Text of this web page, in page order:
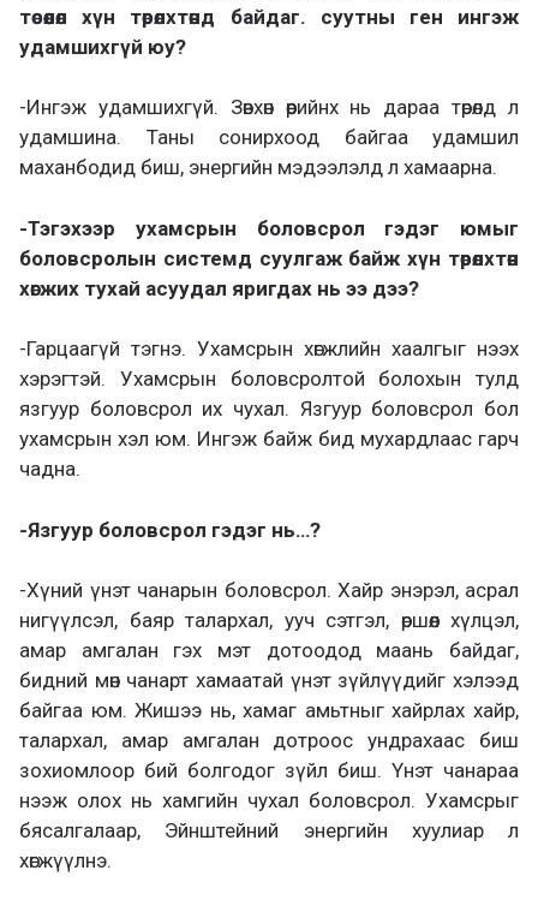
төсөөлөл хүн төрөлхтөнд байдаг. суутны ген ингэж
удамшихгүй юу?
-Ингэж удамшихгүй. Зөвхөн өөрийнх нь дараа төрөлд л
удамшина. Таны сонирхоод байгаа удамшил
маханбодид биш, энергийн мэдээлэлд л хамаарна.
-Тэгэхээр ухамсрын боловсрол гэдэг юмыг
боловсролын системд суулгаж байж хүн төрөлхтөн
хөгжих тухай асуудал яригдах нь ээ дээ?
-Гарцаагүй тэгнэ. Ухамсрын хөгжлийн хаалгыг нээх
хэрэгтэй. Ухамсрын боловсролтой болохын тулд
язгуур боловсрол их чухал. Язгуур боловсрол бол
ухамсрын хэл юм. Ингэж байж бид мухардлаас гарч
чадна.
-Язгуур боловсрол гэдэг нь…?
-Хүний үнэт чанарын боловсрол. Хайр энэрэл, асрал
нигүүлсэл, баяр талархал, ууч сэтгэл, өршөөл хүлцэл,
амар амгалан гэх мэт дотоодод маань байдаг,
бидний мөн чанарт хамаатай үнэт зүйлүүдийг хэлээд
байгаа юм. Жишээ нь, хамаг амьтныг хайрлах хайр,
талархал, амар амгалан дотроос ундрахаас биш
зохиомлоор бий болгодог зүйл биш. Үнэт чанараа
нээж олох нь хамгийн чухал боловсрол. Ухамсрыг
бясалгалаар, Эйнштейний энергийн хуулиар л
хөгжүүлнэ.